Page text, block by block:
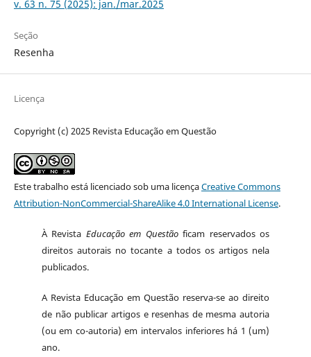
v. 63 n. 75 (2025): jan./mar.2025
Seção
Resenha
Licença
Copyright (c) 2025 Revista Educação em Questão
Este trabalho está licenciado sob uma licençaCreative Commons
Attribution-NonCommercial-ShareAlike 4.0 International License.
À Revista Educação em Questãoficam reservados os
direitos autorais no tocante a todos os artigos nela
publicados.
A Revista Educação em Questão reserva-se ao direito
de não publicar artigos e resenhas de mesma autoria
(ou em co-autoria) em intervalos inferiores há 1 (um)
ano.